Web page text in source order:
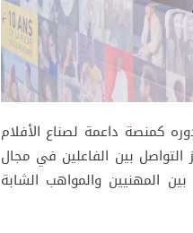
للشريط الوثائقي بأكادير منذ عام 2022 ترسيخ دوره كمنصة داعمة لصناع الأفلام
بين الفاعلين في مجال
المهنيين والمواهب الشابة